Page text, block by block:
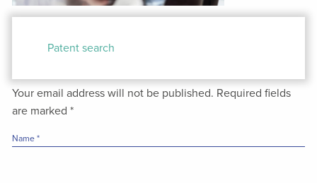
Patent search
Your email address will not be published. Required fields
are marked*
Name*